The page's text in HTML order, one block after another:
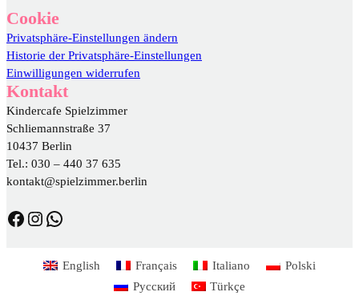
Cookie
Privatsphäre-Einstellungen ändern
Historie der Privatsphäre-Einstellungen
Einwilligungen widerrufen
Kontakt
Kindercafe Spielzimmer
Schliemannstraße 37
10437 Berlin
Tel.: 030 – 440 37 635
kontakt@spielzimmer.berlin
https://www.facebook.com/DasSpielzimmer/ https://www.instagram.com/spielzimmer.berlin/ WhatsApp
English Français Italiano
Polski
Русский
Türkçe